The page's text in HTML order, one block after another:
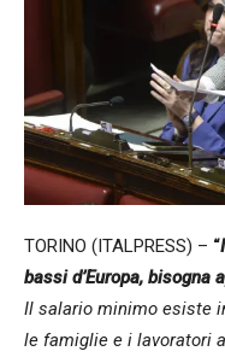
TORINO (ITALPRESS) – “
bassi d’Europa,
Il salario minimo esiste
le famiglie e i lavoratori